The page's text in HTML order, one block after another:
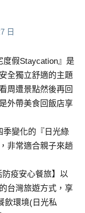
日
度假Staycation』是
全獨立舒適的主題
周遭景點然後再回
外帶美食回飯店享
季變化的『日光綠
非常適合親子來趟
防疫安心餐旅】以
台灣旅遊方式，享
飲環境(日光私